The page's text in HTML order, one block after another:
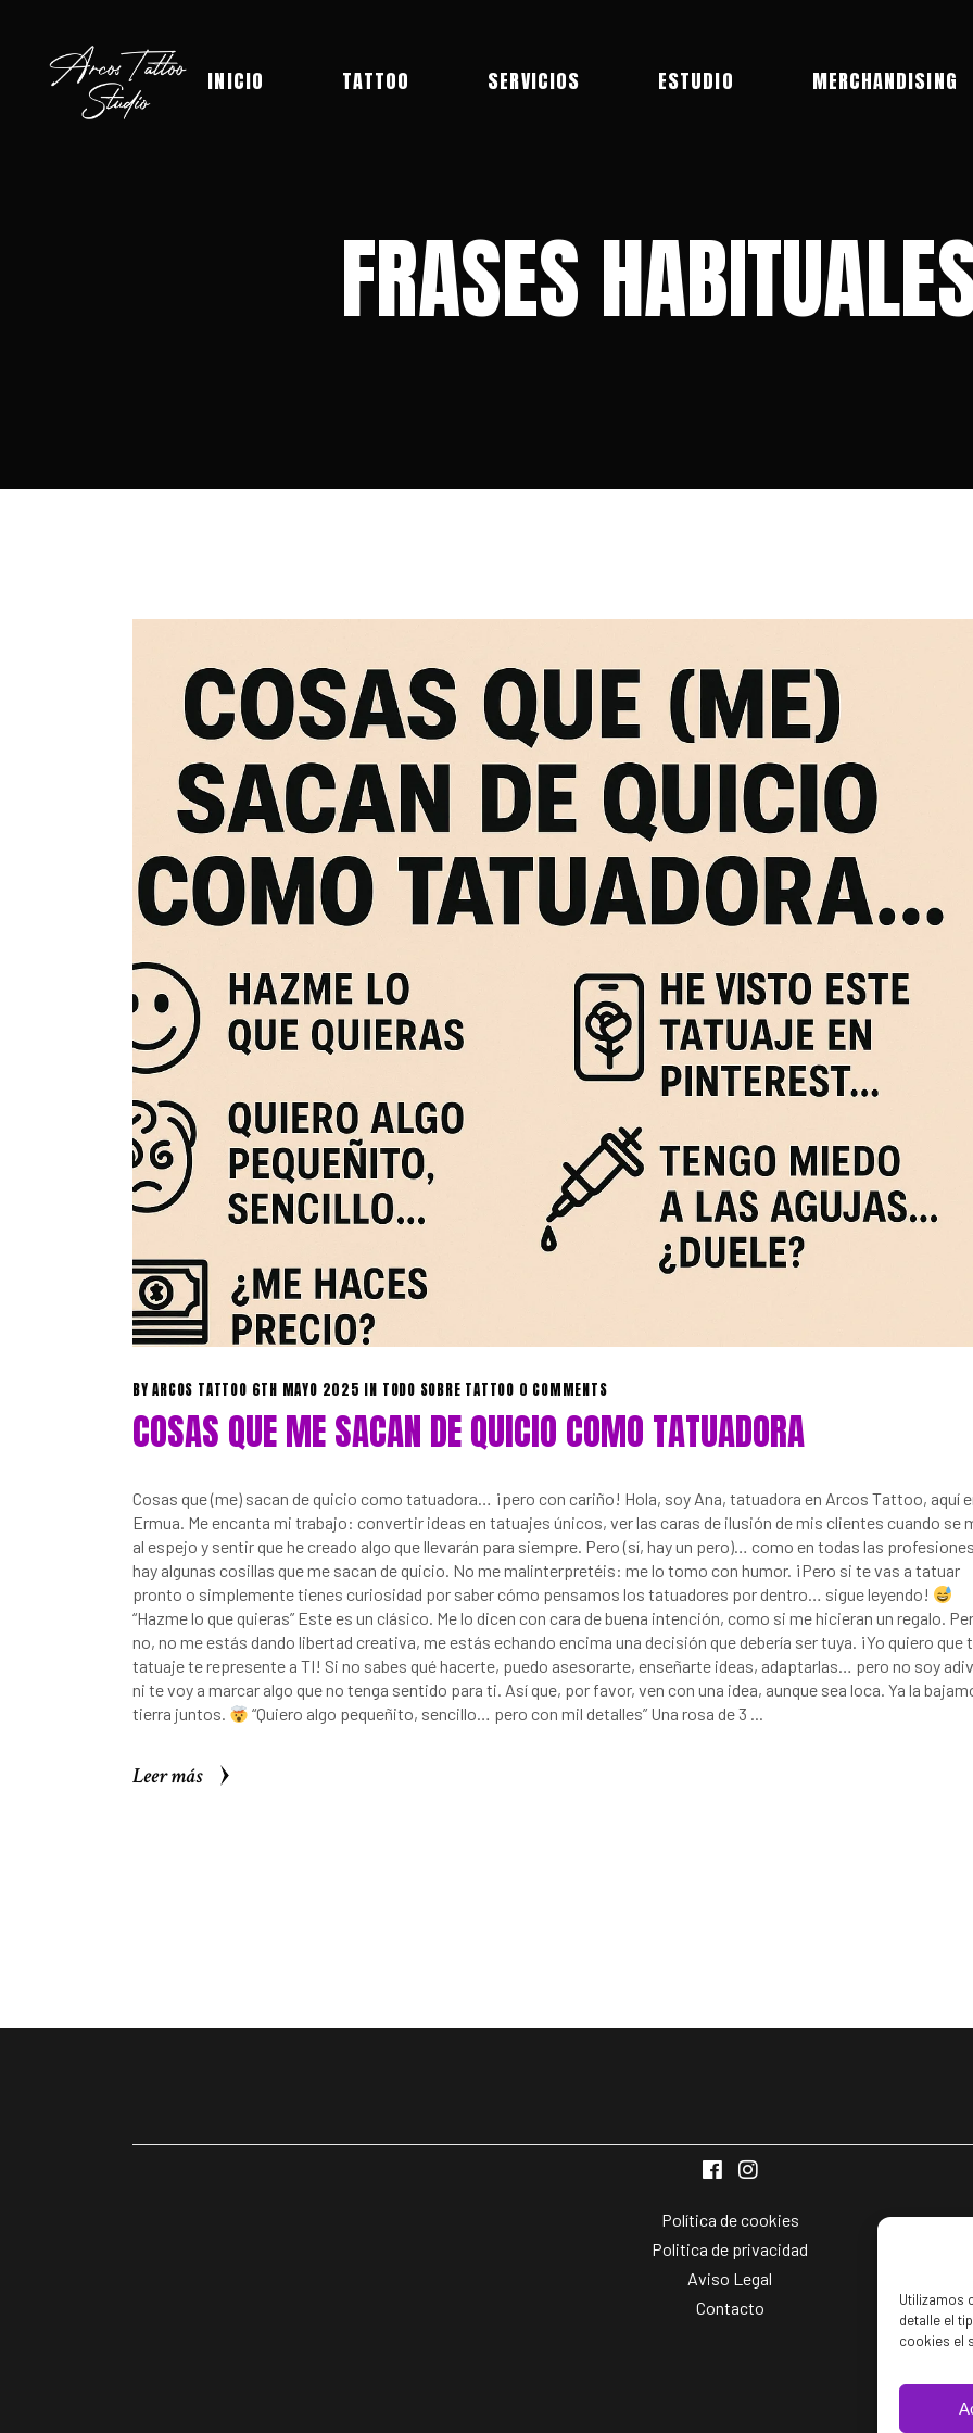
Utilizamos
detalle el
cookies el
INICIO TATTOO SERVICIOS ESTUDIO MERCHANDISING
FRASES
BYARCOS TATTOO 6TH MAYO 2025 IN TODO SOBRE TATTOO 0 COMMENTS
COSAS QUE ME SACAN DE QUICIO COMO TATUADORA
Cosas que (me) sacan de quicio como tatuadora… ¡pero con cariño! Hola, soy Ana, tatuadora en Arcos Tattoo, aquí
Ermua. Me encanta mi trabajo: convertir ideas en tatuajes únicos, ver las caras de ilusión de mis clientes cuando se
al espejo y sentir que he creado algo que llevarán para siempre. Pero (sí, hay un pero)… como en todas las
hay algunas cosillas que me sacan de quicio. No me malinterpretéis: me lo tomo con humor. ¡Pero si te vas a tatuar
pronto o simplemente tienes curiosidad por saber cómo pensamos los tatuadores por dentro… sigue leyendo!
“Hazme lo que quieras” Este es un clásico. Me lo dicen con cara de buena intención, como si me hicieran un regalo.
no, no me estás dando libertad creativa, me estás echando encima una decisión que debería ser tuya. ¡Yo quiero que
tatuaje te represente a TI! Si no sabes qué hacerte, puedo asesorarte, enseñarte ideas, adaptarlas… pero no soy
ni te voy a marcar algo que no tenga sentido para ti. Así que, por favor, ven con una idea, aunque sea loca. Ya la
tierra juntos.
“Quiero algo pequeñito, sencillo… pero con mil detalles” Una rosa de 3
Leer más
Política de cookies
Politica de privacidad
Aviso Legal
Contacto